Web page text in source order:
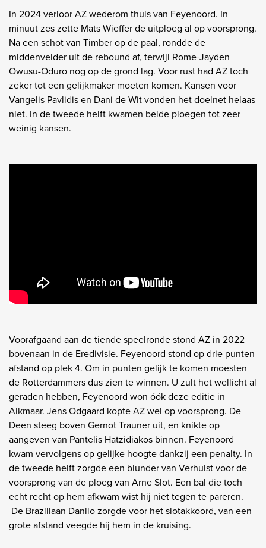
In 2024 verloor AZ wederom thuis van Feyenoord. In
minuut zes zette Mats Wieffer de uitploeg al op voorsprong.
Na een schot van Timber op de paal, rondde de
middenvelder uit de rebound af, terwijl Rome-Jayden
Owusu-Oduro nog op de grond lag. Voor rust had AZ toch
zeker tot een gelijkmaker moeten komen. Kansen voor
Vangelis Pavlidis en Dani de Wit vonden het doelnet helaas
niet. In de tweede helft kwamen beide ploegen tot zeer
weinig kansen.
Voorafgaand aan de tiende speelronde stond AZ in 2022
bovenaan in de Eredivisie. Feyenoord stond op drie punten
afstand op plek 4. Om in punten gelijk te komen moesten
de Rotterdammers dus zien te winnen. U zult het wellicht al
geraden hebben, Feyenoord won óók deze editie in
Alkmaar. Jens Odgaard kopte AZ wel op voorsprong. De
Deen steeg boven Gernot Trauner uit, en knikte op
aangeven van Pantelis Hatzidiakos binnen. Feyenoord
kwam vervolgens op gelijke hoogte dankzij een penalty. In
de tweede helft zorgde een blunder van Verhulst voor de
voorsprong van de ploeg van Arne Slot. Een bal die toch
echt recht op hem afkwam wist hij niet tegen te pareren.
De Braziliaan Danilo zorgde voor het slotakkoord, van een
grote afstand veegde hij hem in de kruising.